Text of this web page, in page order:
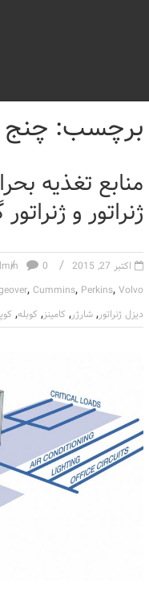
برچسب: چنج
منابع تغذیه
ژنراتور و
اکتبر 27, 2015 0 دیدگاه
,Cummins, Perkins,Volvo
دیزل ژنراتور, شارژر, کامینز, کوبله,